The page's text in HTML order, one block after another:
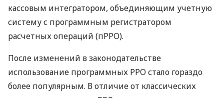
кассовым интегратором, объединяющим учетную
систему с программным регистратором
расчетных операций (пРРО).
После изменений в законодательстве
использование программных РРО стало гораздо
более популярным. В отличие от классических